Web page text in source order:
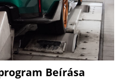
Beírása